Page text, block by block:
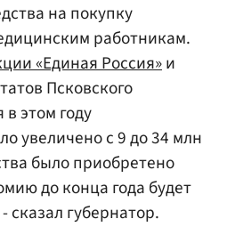
на покупку
работникам.
«Единая Россия»и
Псковского
этом году
увеличено с 9 до 34 млн
было приобретено
до конца года будет
сказал губернатор.